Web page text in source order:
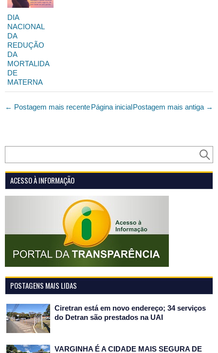
DIA
NACIONAL
DA
REDUÇÃO
DA
MORTALIDA
DE
MATERNA
← Postagem mais recente Postagem mais antiga →
Página inicial
ACESSO À INFORMAÇÃO
POSTAGENS MAIS LIDAS
Ciretran está em novo endereço; 34 serviços
do Detran são prestados na UAI
VARGINHA É A CIDADE MAIS SEGURA DE